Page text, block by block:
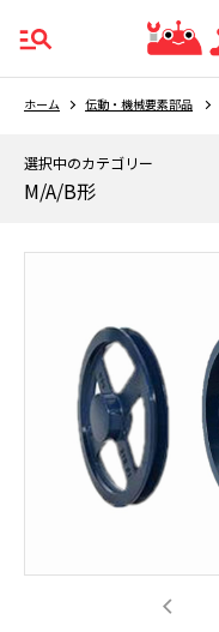
ホーム 伝動・機械要素部品
選択中のカテゴリー
M/A/B形